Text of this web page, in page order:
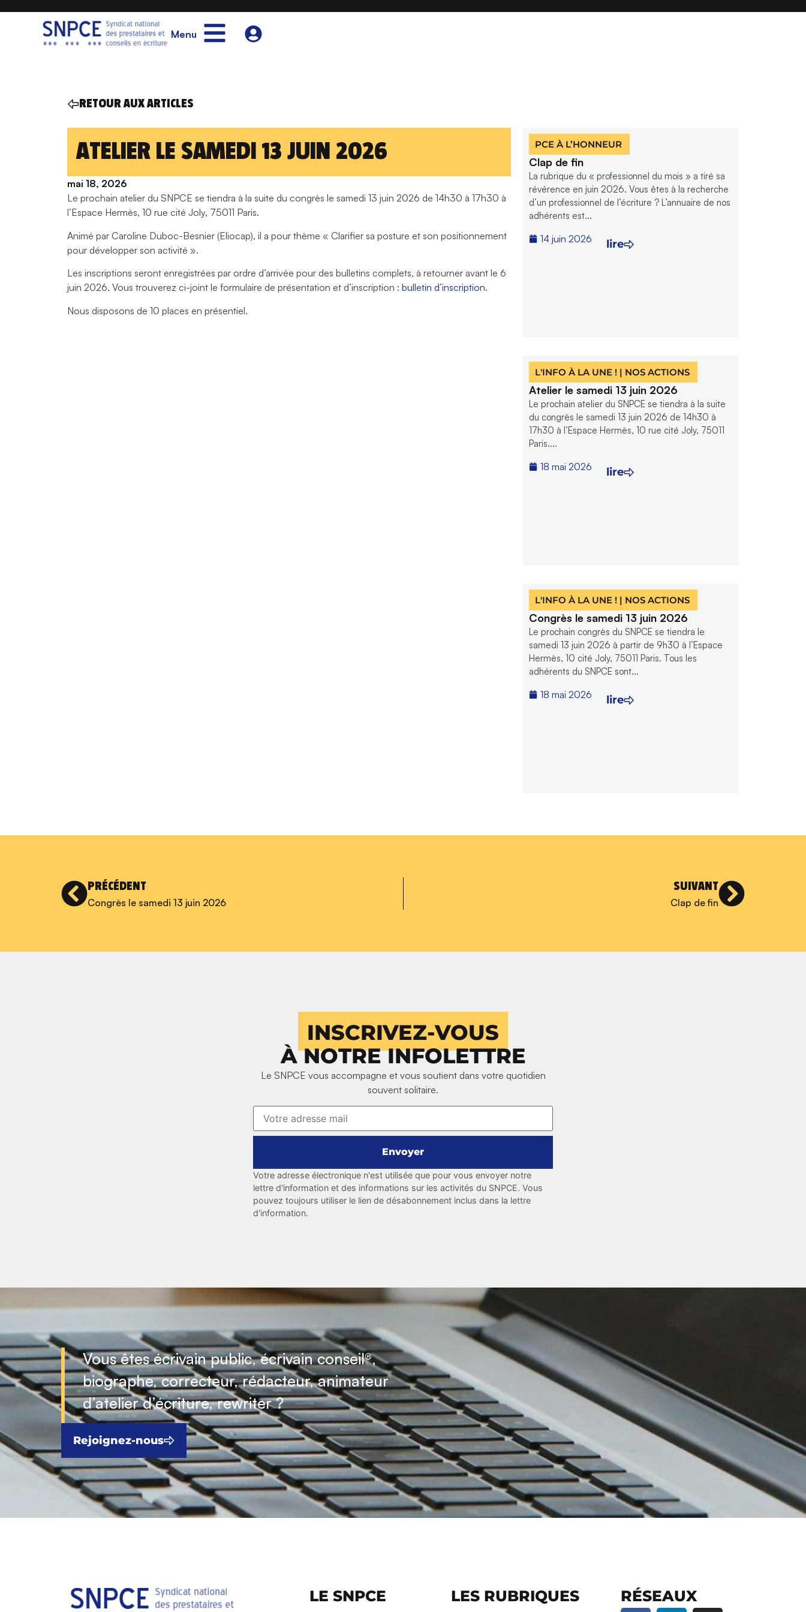
Menu
RETOUR AUX ARTICLES
ATELIER LE SAMEDI 13 JUIN 2026
mai 18, 2026
Le prochain atelier du SNPCE se tiendra à la suite du congrès le samedi 13 juin 2026 de 14h30 à 17h30 à
l’Espace Hermès, 10 rue cité Joly, 75011 Paris.
Animé par Caroline Duboc-Besnier (Eliocap), il a pour thème « Clarifier sa posture et son positionnement
pour développer son activité ».
Les inscriptions seront enregistrées par ordre d’arrivée pour des bulletins complets, à retourner avant le 6
juin 2026. Vous trouverez ci-joint le formulaire de présentation et d’inscription : bulletin d’inscription.
Nous disposons de 10 places en présentiel.
PCE À L’HONNEUR
Clap de fin
La rubrique du « professionnel du mois » a tiré sa
révérence en juin 2026. Vous êtes à la recherche
d’un professionnel de l’écriture ? L’annuaire de nos
adhérents est...
14 juin 2026 lire
L'INFO À LA UNE !| NOS ACTIONS
Atelier le samedi 13 juin 2026
Le prochain atelier du SNPCE se tiendra à la suite
du congrès le samedi 13 juin 2026 de 14h30 à
17h30 à l’Espace Hermès, 10 rue cité Joly, 75011
Paris....
18 mai 2026 lire
L'INFO À LA UNE !| NOS ACTIONS
Congrès le samedi 13 juin 2026
Le prochain congrès du SNPCE se tiendra le
samedi 13 juin 2026 à partir de 9h30 à l’Espace
Hermès, 10 cité Joly, 75011 Paris. Tous les
adhérents du SNPCE sont...
18 mai 2026 lire
PRÉCÉDENT
Congrès le samedi 13 juin 2026
SUIVANT
Clap de fin
INSCRIVEZ-VOUS
À NOTRE INFOLETTRE
Le SNPCE vous accompagne et vous soutient dans votre quotidien
souvent solitaire.
Votre adresse électronique n'est utilisée que pour vous envoyer notre
lettre d'information et des informations sur les activités du SNPCE. Vous
pouvez toujours utiliser le lien de désabonnement inclus dans la lettre
d'information.
Vous êtes écrivain public, écrivain conseil®,
biographe, correcteur, rédacteur, animateur
d’atelier d’écriture, rewriter ?
Rejoignez-nous
LE SNPCE LES RUBRIQUES RÉSEAUX